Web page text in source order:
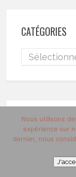
CATÉGORIES
ARCHIVES
Nous utilisons
expérience sur
dernier, nous